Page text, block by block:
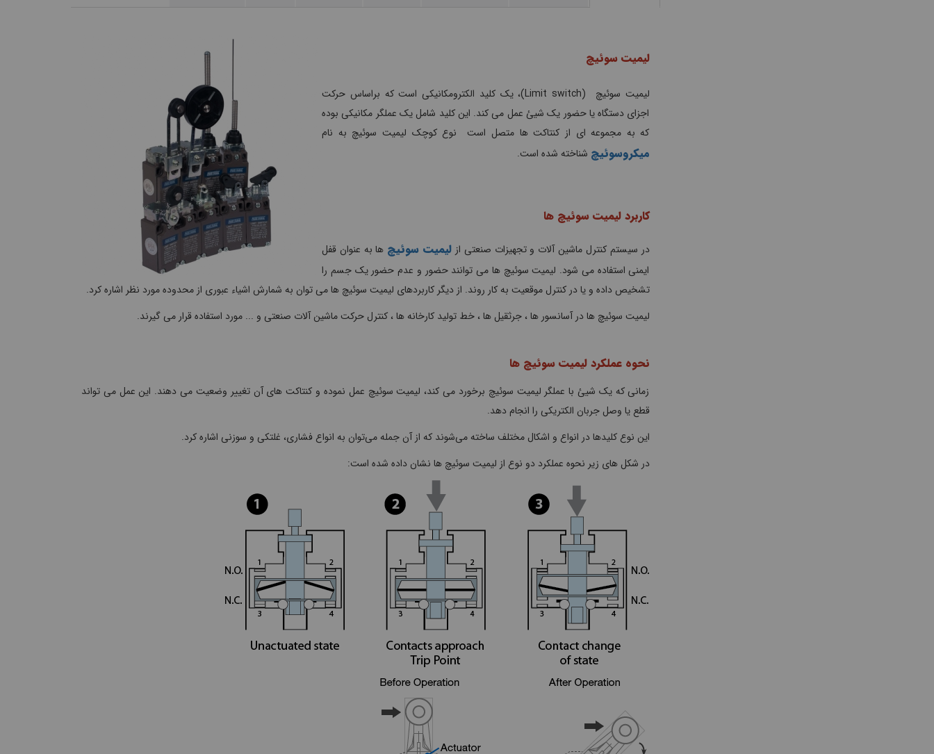
لیمیت سوئیچ
لیمیت سوئیچ (Limit switch)، یک کلید الکترومکانیکی است که براساس حرکت
اجزای دستگاه یا حضور یک شیئ عمل می کند. این کلید شامل یک عملگر مکانیکی بوده
که به مجموعه ای از کنتاکت ها متصل است نوع کوچک لیمیت سوئیچ به نام
میکروسوئیچ شناخته شده است.
کاربرد لیمیت سوئیچ ها
در سیستم کنترل ماشین آلات و تجهیزات صنعتی از لیمیت سوئیچ ها به عنوان قفل
ایمنی استفاده می شود. لیمیت سوئیچ ها می توانند حضور و عدم حضور یک جسم را
تشخیص داده و یا در کنترل موقعیت به کار روند. از دیگر کاربردهای لیمیت سوئیچ ها می توان به شمارش اشیاء عبوری از محدوده مورد نظر اشاره کرد.
لیمیت سوئیچ ها در آسانسور ها ، جرثقیل ها ، خط تولید کارخانه ها ، کنترل حرکت ماشین آلات صنعتی و ... مورد استفاده قرار می گیرند.
نحوه عملکرد لیمیت سوئیچ ها
زمانی که یک شیئ با عملگر لیمیت سوئیچ برخورد می کند، لیمیت سوئیچ عمل نموده و کنتاکت های آن تغییر وضعیت می دهند. این عمل می تواند
قطع یا وصل جربان الکتریکی را انجام دهد.
این نوع کلید‌ها در انواع و اشکال مختلف ساخته می‌شوند که از آن جمله می‌توان به انواع فشاری، غلتکی و سوزنی اشاره کرد.
در شکل های زیر نحوه عملکرد دو نوع از لیمیت سوئیچ ها نشان داده شده است: